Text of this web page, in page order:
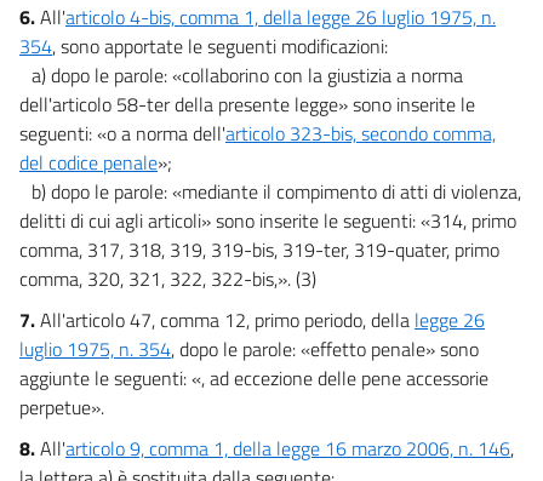
6.All'articolo 4-bis, comma 1, della legge 26 luglio 1975, n.
354, sono apportate le seguenti modificazioni:
a) dopo le parole: «collaborino con la giustizia a norma
dell'articolo 58-ter della presente legge» sono inserite le
seguenti: «o a norma dell'articolo 323-bis, secondo comma,
del codice penale»;
b) dopo le parole: «mediante il compimento di atti di violenza,
delitti di cui agli articoli» sono inserite le seguenti: «314, primo
comma, 317, 318, 319, 319-bis, 319-ter, 319-quater, primo
comma, 320, 321, 322, 322-bis,». (3)
7.All'articolo 47, comma 12, primo periodo, della legge 26
luglio 1975, n. 354, dopo le parole: «effetto penale» sono
aggiunte le seguenti: «, ad eccezione delle pene accessorie
perpetue».
8.All'articolo 9, comma 1, della legge 16 marzo 2006, n. 146,